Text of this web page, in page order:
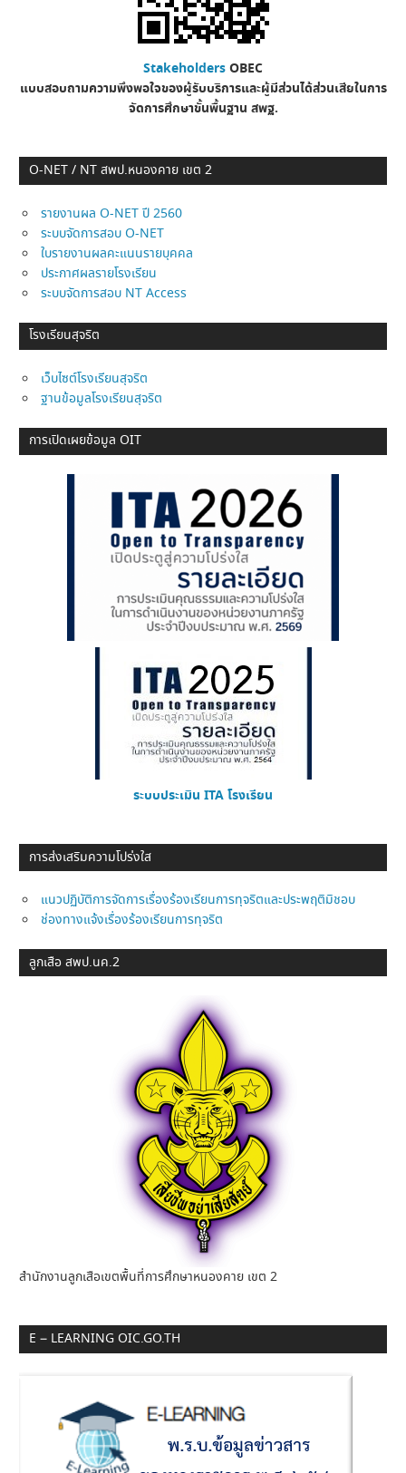
StakeholdersOBEC
แบบสอบถามความพึงพอใจของผู้รับบริการและผู้มีส่วนได้ส่วนเสียในการ
จัดการศึกษาขั้นพื้นฐาน สพฐ.
O-NET / NT สพป.หนองคาย เขต 2
รายงานผล O-NET ปี 2560
ระบบจัดการสอบ O-NET
ใบรายงานผลคะแนนรายบุคคล
ประกาศผลรายโรงเรียน
ระบบจัดการสอบ NT Access
โรงเรียนสุจริต
เว็บไซต์โรงเรียนสุจริต
ฐานข้อมูลโรงเรียนสุจริต
การเปิดเผยข้อมูล OIT
ระบบประเมิน ITA โรงเรียน
การส่งเสริมความโปร่งใส
แนวปฏิบัติการจัดการเรื่องร้องเรียนการทุจริตและประพฤติมิชอบ
ช่องทางแจ้งเรื่องร้องเรียนการทุจริต
ลูกเสือ สพป.นค.2
สำนักงานลูกเสือเขตพื้นที่การศึกษาหนองคาย เขต 2
E – LEARNING OIC.GO.TH